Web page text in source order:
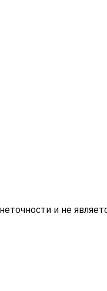
и не